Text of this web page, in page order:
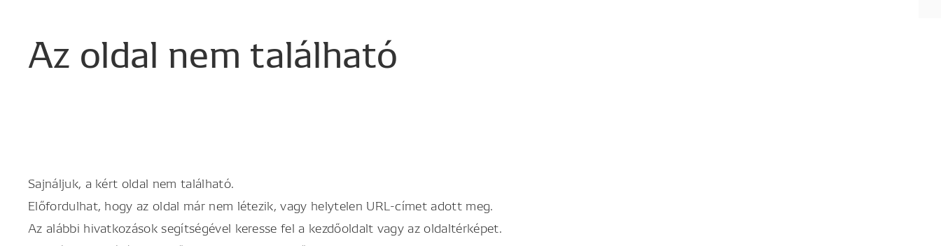
Az oldal nem található
Sajnáljuk, a kért oldal nem található.
Előfordulhat, hogy az oldal már nem létezik, vagy helytelen URL-címet adott meg.
Az alábbi hivatkozások segítségével keresse fel a kezdőoldalt vagy az oldaltérképet.